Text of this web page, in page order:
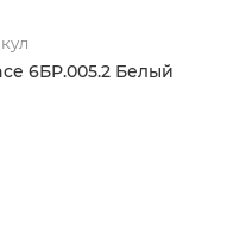
6БР.005.2 Белый